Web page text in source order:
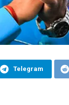
Telegram